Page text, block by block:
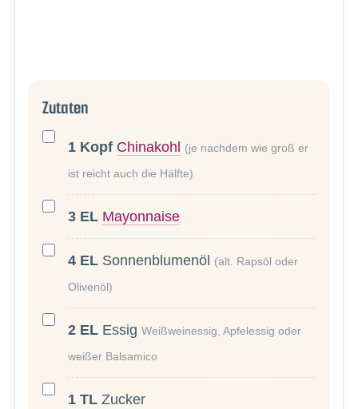
Zutaten
1 Kopf Chinakohl
(je nachdem wie groß er
ist reicht auch die Hälfte)
3 EL Mayonnaise
4 EL Sonnenblumenöl
(alt. Rapsöl oder
Olivenöl)
2 EL Essig Weißweinessig, Apfelessig oder
weißer Balsamico
1 TL Zucker